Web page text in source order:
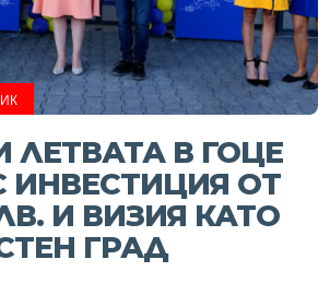
ЛЕТВАТА В ГОЦЕ
ИНВЕСТИЦИЯ ОТ
И ВИЗИЯ КАТО
ГРАД